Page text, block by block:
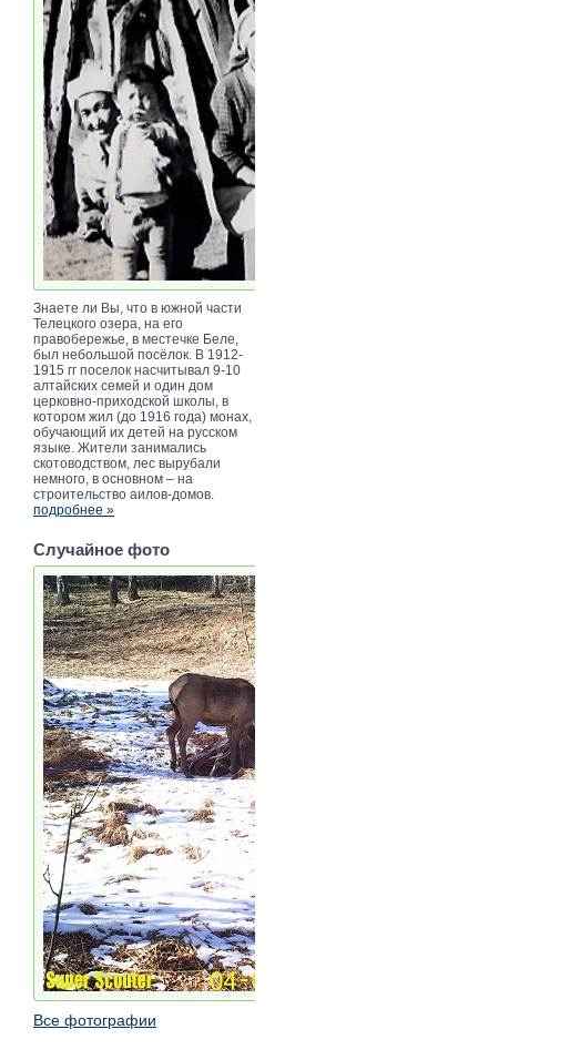
Знаете ли Вы, что в южной части
Телецкого озера, на его
правобережье, в местечке Беле,
был небольшой посёлок. В 1912-
1915 гг поселок насчитывал 9-10
алтайских семей и один дом
церковно-приходской школы, в
котором жил (до 1916 года) монах,
обучающий их детей на русском
языке. Жители занимались
скотоводством, лес вырубали
немного, в основном – на
строительство аилов-домов.
подробнее »
Случайное фото
Все фотографии